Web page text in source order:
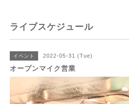
ライブスケジュール
イベント 2022-05-31 (Tue)
オープンマイク営業